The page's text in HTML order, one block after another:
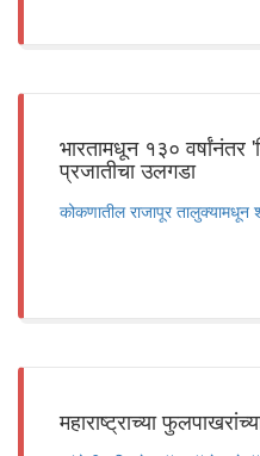
भारतामधून १३० वर्षांनंतर
प्रजातीचा उलगडा
कोकणातील राजापूर तालुक्यामधून
महाराष्ट्राच्या